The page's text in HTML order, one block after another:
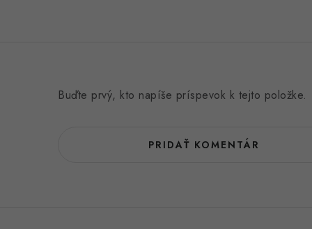
Buďte prvý, kto napíše príspevok k tejto položke.
PRIDAŤ KOMENTÁR